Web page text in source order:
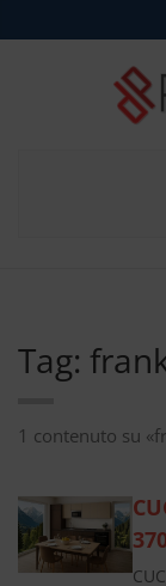
Tag:
1 contenuto su